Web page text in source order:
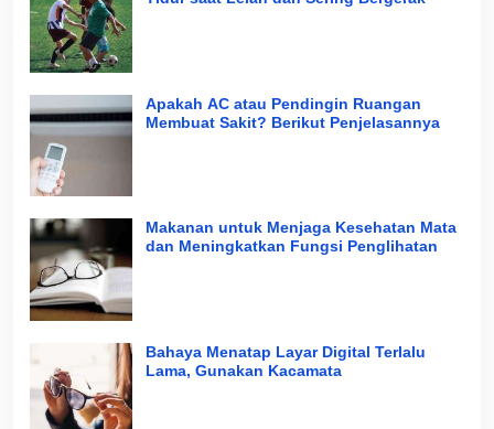
Apakah AC atau Pendingin Ruangan
Membuat Sakit? Berikut Penjelasannya
Makanan untuk Menjaga Kesehatan Mata
dan Meningkatkan Fungsi Penglihatan
Bahaya Menatap Layar Digital Terlalu
Lama, Gunakan Kacamata